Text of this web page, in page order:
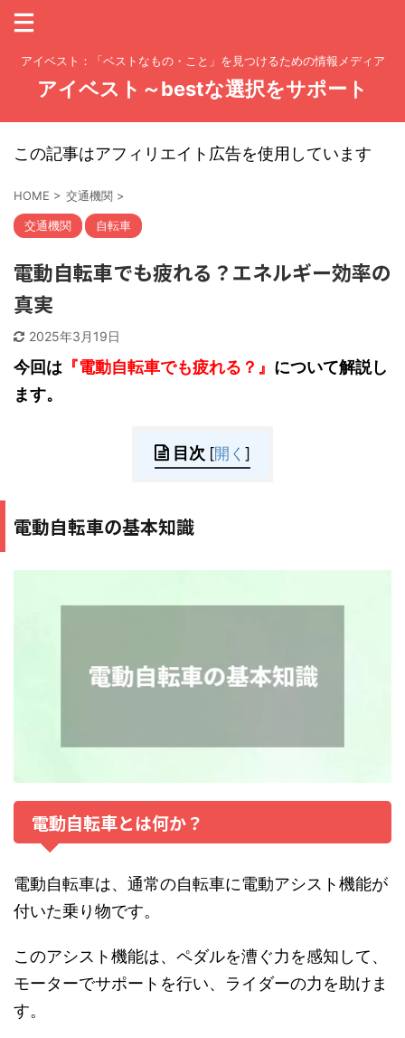
アイベスト：「ベストなもの・こと」を見つけるための情報メディア
アイベスト～bestな選択をサポート
この記事はアフィリエイト広告を使用しています
HOME > 交通機関 >
交通機関 自転車
電動自転車でも疲れる？エネルギー効率の
真実
2025年3月19日
今回は 『電動自転車でも疲れる？』 について解説し
ます。
目次 [開く ]
電動自転車の基本知識
電動自転車とは何か？
電動自転車は、通常の自転車に電動アシスト機能が
付いた乗り物です。
このアシスト機能は、ペダルを漕ぐ力を感知して、
モーターでサポートを行い、ライダーの力を助けま
す。